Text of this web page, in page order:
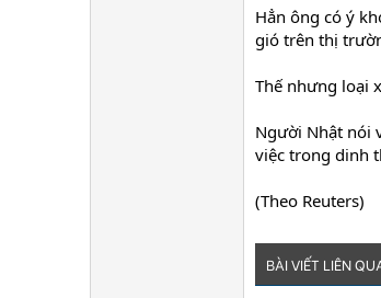
Hẳn ông có ý
gió trên thị
Thế nhưng loại
Người Nhật nói
việc trong dinh
(Theo Reuters)
BÀI VIẾT LIÊN